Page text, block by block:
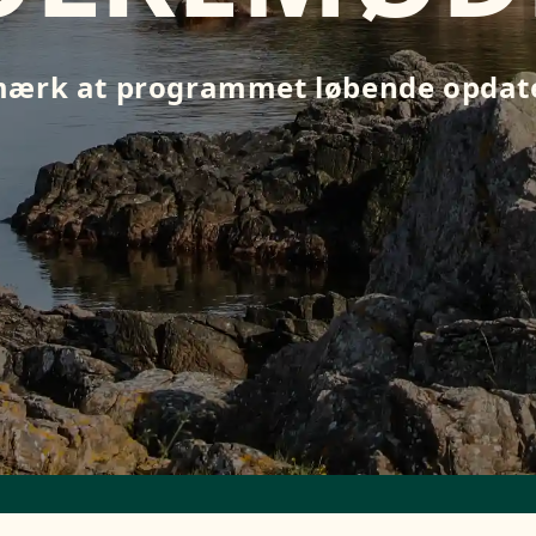
at programmet løbende